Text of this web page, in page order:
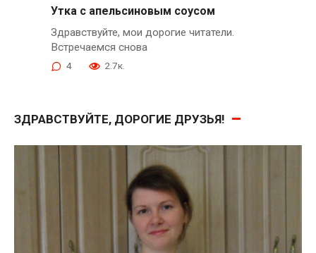
Утка с апельсиновым соусом
Здравствуйте, мои дорогие читатели.
Встречаемся снова
4 2.7к.
ЗДРАВСТВУЙТЕ, ДОРОГИЕ ДРУЗЬЯ!